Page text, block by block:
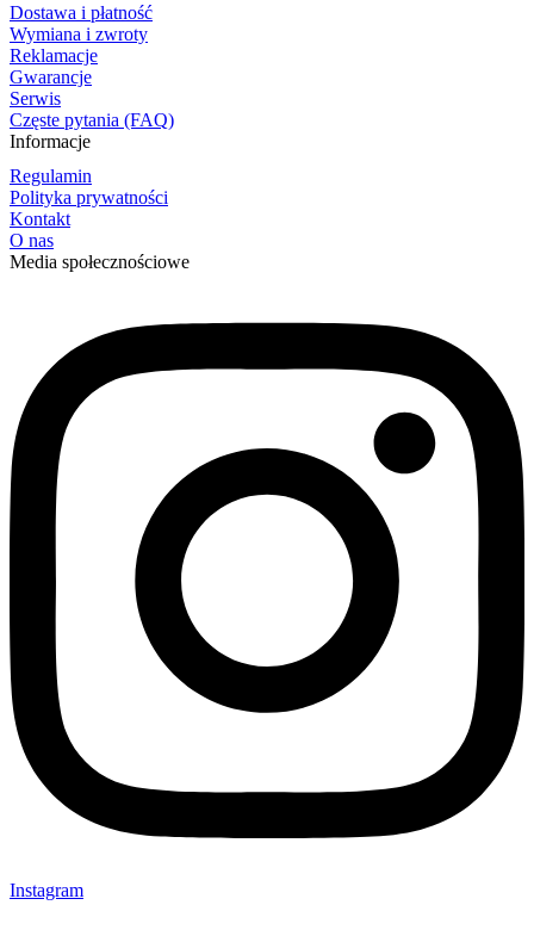
Dostawa i płatność
Wymiana i zwroty
Reklamacje
Gwarancje
Serwis
Częste pytania (FAQ)
Informacje
Regulamin
Polityka prywatności
Kontakt
O nas
Media społecznościowe
Instagram